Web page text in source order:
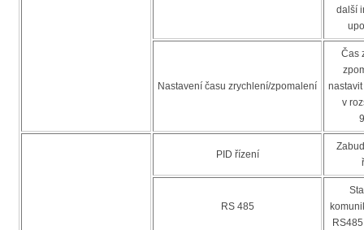
další
Nastavení času zrychlení/zpomalení
Čas
v
PID řízení
RS 485